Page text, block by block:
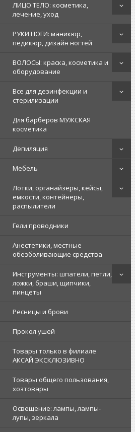
ЛИЦО ТЕЛО: косметика,
лечение, уход
РУКИ НОГИ: маникюр,
педикюр, дизайн ногтей
ВОЛОСЫ: краска, косметика и
оборудование
Все для дезинфекции и
стерилизации
Для барберов МУЖСКАЯ
косметика
Депиляция
Мебель
Лотки, органайзеры, кейсы,
емкости, контейнеры,
распылители
Гели проводники
Анестетики, местные
обезболивающие средства
Инструменты: шпатели, петли,
ложки, браши, щипчики,
пинцеты
Ресницы и брови
Прокол ушей
Товары только в филиале
АКСАЙ ЭКСКЛЮЗИВНО
Товары общего пользования,
хозтовары
Освещение: лампы, лампы-
лупы, зеркала